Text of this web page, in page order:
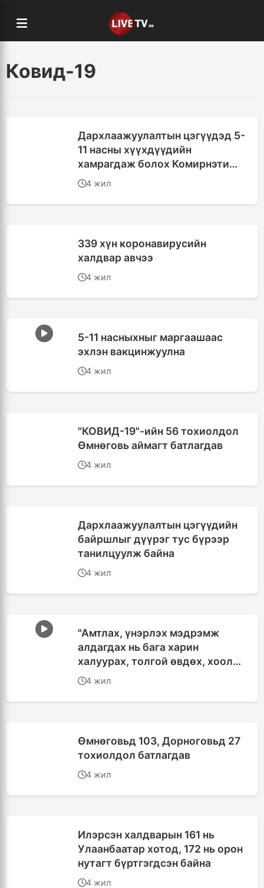
Ковид-19
Дархлаажуулалтын цэгүүдэд 5-
11 насны хүүхдүүдийн
хамрагдаж болох Комирнэти
вакциныг хийж байна
4 жил
339 хүн коронавирусийн
халдвар авчээ
4 жил
5-11 насныхныг маргаашаас
эхлэн вакцинжуулна
4 жил
"КОВИД-19"-ийн 56 тохиолдол
Өмнөговь аймагт батлагдав
4 жил
Дархлаажуулалтын цэгүүдийн
байршлыг дүүрэг тус бүрээр
танилцуулж байна
4 жил
"Амтлах, үнэрлэх мэдрэмж
алдагдах нь бага харин
халуурах, толгой өвдөх, хоолой
өвдөх шинж тэмдэг
4 жил
Өмнөговьд 103, Дорноговьд 27
тохиолдол батлагдав
4 жил
Илэрсэн халдварын 161 нь
Улаанбаатар хотод, 172 нь орон
нутагт бүртгэгдсэн байна
4 жил